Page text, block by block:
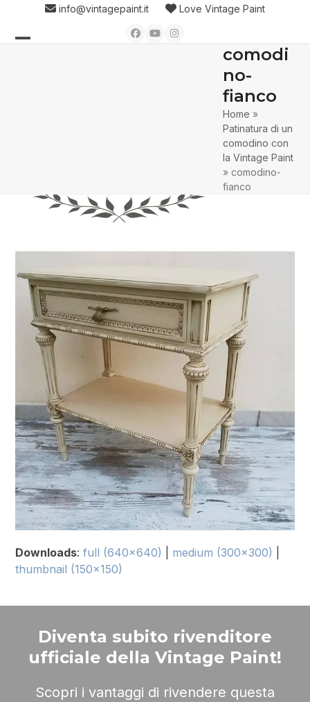
content
info@vintagepaint.it Love Vintage Paint
Facebook
YouTubeInstagram
comodi
no-
fianco
Home »
Patinatura di un
comodino con
la Vintage Paint
» comodino-
fianco
Downloads:full (640x640) medium (300x300)
thumbnail (150x150)
Diventa subito rivenditore
ufficiale della Vintage Paint!
Scopri i vantaggi di rivendere questa